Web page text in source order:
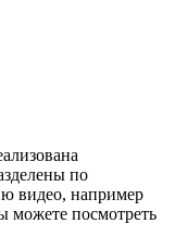
по
видео, например
можете посмотреть